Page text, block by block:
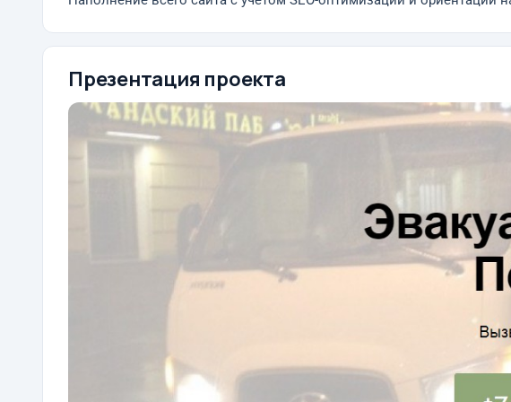
Презентация проекта